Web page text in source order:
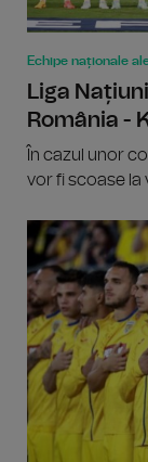
Echipe naționale
Liga
România -
În cazul unor
vor fi scoase la